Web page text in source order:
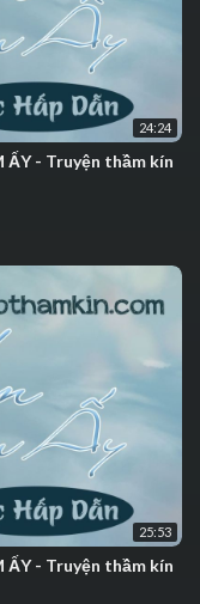
24:24
ẤY - Truyện thầm kín
25:53
ẤY - Truyện thầm kín